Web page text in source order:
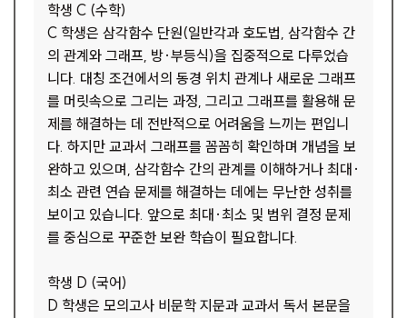
학생 C (수학)
C 학생은 삼각함수 단원(일반각과 호도법, 삼각함수 간
의 관계와 그래프, 방·부등식)을 집중적으로 다루었습
니다. 대칭 조건에서의 동경 위치 관계나 새로운 그래프
를 머릿속으로 그리는 과정, 그리고 그래프를 활용해 문
제를 해결하는 데 전반적으로 어려움을 느끼는 편입니
다. 하지만 교과서 그래프를 꼼꼼히 확인하며 개념을 보
완하고 있으며, 삼각함수 간의 관계를 이해하거나 최대·
최소 관련 연습 문제를 해결하는 데에는 무난한 성취를
보이고 있습니다. 앞으로 최대·최소 및 범위 결정 문제
를 중심으로 꾸준한 보완 학습이 필요합니다.
학생 D (국어)
D 학생은 모의고사 비문학 지문과 교과서 독서 본문을